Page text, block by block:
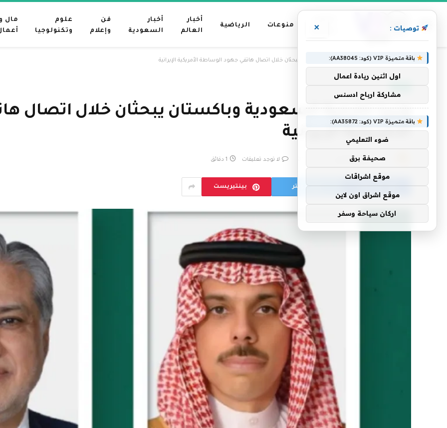
رئيسية
منوعات الرياضية
أخبار
العالم
أخبار
السعودية
فن
وإعلام
علوم
وتكنولوجيا
مال
الرئيسية » وزيرا خارجية السعودية وباكستان يبحثان خلال اتصال هاتفي جهود الوساطة الأمريكية الإيرانية
وزيرا خارجية السعودية وباكستان يبحثان خلال اتصال
الأمريكية الإيرانية
بواسطة فريق التحرير لا توجد تعليقات 1 دقائق
تويتر بينتيريست
توصيات : ×
باقة متميزة VIP (كود: AA38045):
اول اثنين ريادة اعمال
مشاركة ارباح ادسنس
باقة متميزة VIP (كود: AA35872):
ضوء التعليمي
صحيفة برق
موقع اشراقات
موقع اشراق اون لاين
اركان سياحة وسفر